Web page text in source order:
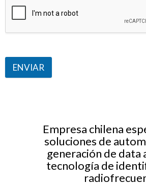
ENVIAR
Empresa chilena
soluciones de
generación de data
tecnología de